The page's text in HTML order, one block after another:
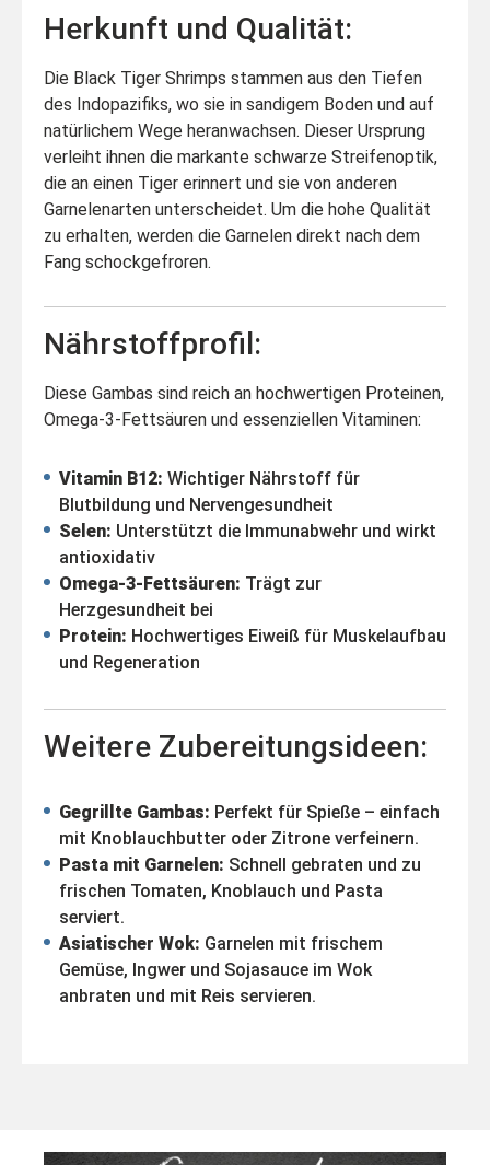
Herkunft und Qualität:
Die Black Tiger Shrimps stammen aus den Tiefen
des Indopazifiks, wo sie in sandigem Boden und auf
natürlichem Wege heranwachsen. Dieser Ursprung
verleiht ihnen die markante schwarze Streifenoptik,
die an einen Tiger erinnert und sie von anderen
Garnelenarten unterscheidet. Um die hohe Qualität
zu erhalten, werden die Garnelen direkt nach dem
Fang schockgefroren.
Nährstoffprofil:
Diese Gambas sind reich an hochwertigen Proteinen,
Omega-3-Fettsäuren und essenziellen Vitaminen:
Vitamin B12: Wichtiger Nährstoff für
Blutbildung und Nervengesundheit
Selen: Unterstützt die Immunabwehr und wirkt
antioxidativ
Omega-3-Fettsäuren: Trägt zur
Herzgesundheit bei
Protein: Hochwertiges Eiweiß für Muskelaufbau
und Regeneration
Weitere Zubereitungsideen:
Gegrillte Gambas: Perfekt für Spieße – einfach
mit Knoblauchbutter oder Zitrone verfeinern.
Pasta mit Garnelen: Schnell gebraten und zu
frischen Tomaten, Knoblauch und Pasta
serviert.
Asiatischer Wok: Garnelen mit frischem
Gemüse, Ingwer und Sojasauce im Wok
anbraten und mit Reis servieren.